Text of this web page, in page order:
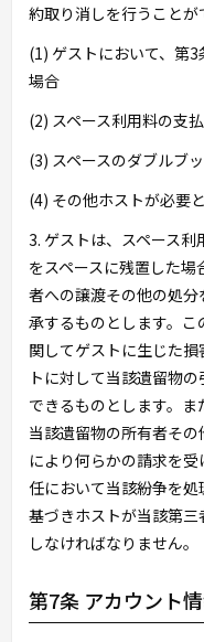
約取り消しを行うことが
(1) ゲストにおいて、第
場合
(2) スペース利用料の支
(3) スペースのダブルブ
(4) その他ホストが必要
3. ゲストは、スペース
をスペースに残置した
者への譲渡その他の処
承するものとします。
関してゲストに生じた
トに対して当該遺留物
できるものとします。
当該遺留物の所有者そ
により何らかの請求を
任において当該紛争を
基づきホストが当該第
しなければなりません。
第7条 アカウント